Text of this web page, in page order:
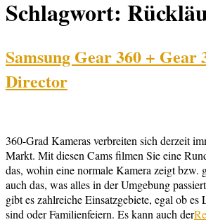
Schlagwort:
Samsung Gear 360 + Gear
Director
360-Grad Kameras verbreiten sich derzeit
Markt. Mit diesen Cams filmen Sie eine
das, wohin eine normale Kamera zeigt bzw.
auch das, was alles in der Umgebung
gibt es zahlreiche Einsatzgebiete, egal ob es
sind oder Familienfeiern. Es kann auch der